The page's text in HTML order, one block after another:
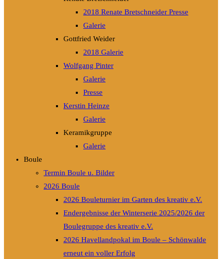
2018 Renate Bretschneider Presse
Galerie
Gottfried Weider
2018 Galerie
Wolfgang Pinter
Galerie
Presse
Kerstin Heinze
Galerie
Keramikgruppe
Galerie
Boule
Termin Boule u. Bilder
2026 Boule
2026 Bouleturnier im Garten des kreativ e.V.
Endergebnisse der Winterserie 2025/2026 der
Boulegruppe des kreativ e.V.
2026 Havellandpokal im Boule – Schönwalde
erneut ein voller Erfolg